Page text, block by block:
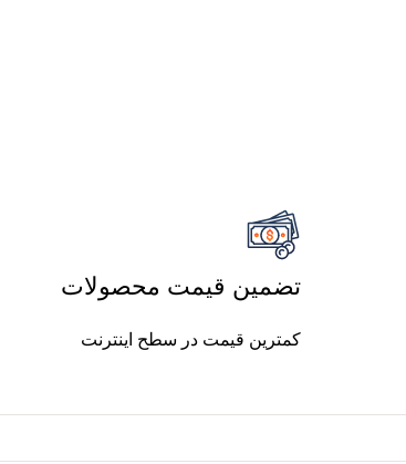
تضمین قیمت محصولات
کمترین قیمت در سطح اینترنت